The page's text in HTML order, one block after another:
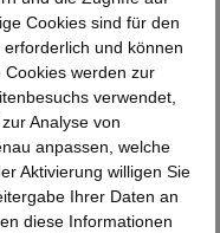
Cookies sind für den
und können
werden zur
verwendet,
Analyse von
anpassen, welche
Aktivierung willigen Sie
Ihrer Daten an
diese Informationen